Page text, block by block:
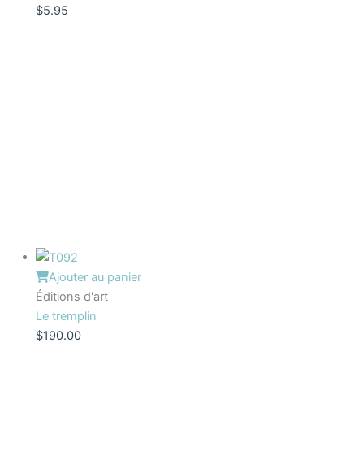
$5.95
Ajouter au panier
Éditions d'art
Le tremplin
$190.00